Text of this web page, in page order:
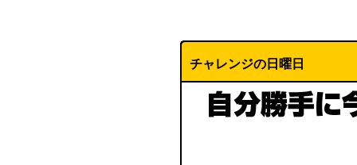
チャレンジの日曜日